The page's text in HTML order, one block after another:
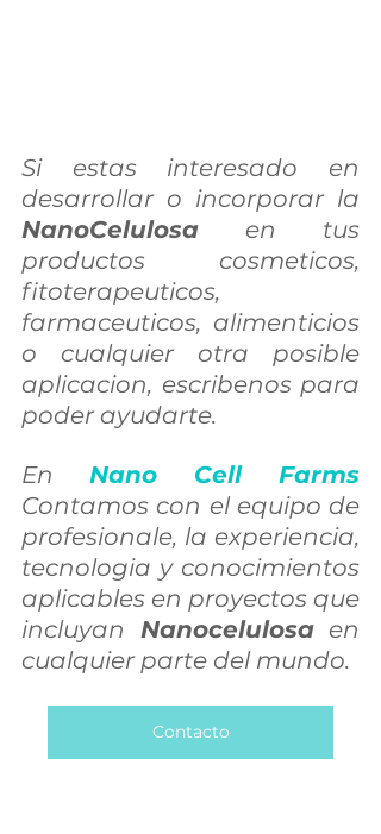
Si estas interesado en
NanoCelulosa en tus
productos cosmeticos,
fitoterapeuticos,
farmaceuticos, alimenticios
o cualquier otra posible
aplicacion, escribenos para
poder ayudarte.
En Nano Cell Farms
Contamos con el equipo de
profesionale, la experiencia,
tecnologia y conocimientos
aplicables en proyectos que
incluyan Nanocelulosa en
cualquier parte del mundo.
Contacto